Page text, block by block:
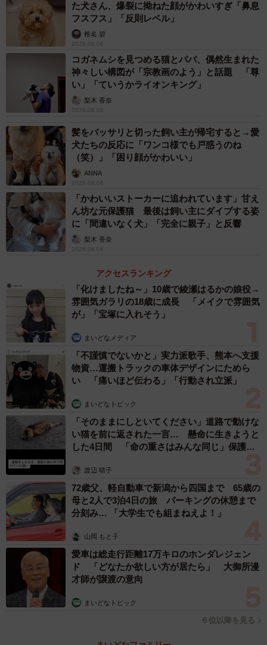
た犬さん、爆裂に拗ねた顔がかわいすぎ「鼻息
フスフス」「反則レベル」
椎名 碧
2026.08.06
コガネムシを見つめる猫とパパ、偶然生まれた
神々しい構図が「宗教画のよう」と話題 「尊
い」「ていうかライオンキング」
梨木 香奈
2026.08.06
髪をバッサリと切った飼い主が帰宅すると→愛
犬たちの反応に「ワンコ様でも戸惑うのね
（笑）」「困り顔がかわいい」
ANNA
2026.08.06
「かわいいストーカーに追われています」甘え
ん坊な元保護猫 最後は飼い主にダイブする姿
に「間違いなく犬」「完全に親子」と反響
梨木 香奈
2026.08.06
アクセスランキング
「化けましたね～」10歳で綾瀬はるかの娘役→
雰囲気ガラリの18歳に成長 「メイクで雰囲気
が」「宝塚に入れそう」
まいどなメディア
「不謹慎でないかと」実力派歌手、熊本へ支援
物資…運搬トラックの車体デザインにためら
い 「痛いほど伝わる」「行動され立派」
まいどなトピック
「そのままにしといてください」道路で動けな
い猫を前に返された一言… 懸命に生きようと
した4日間 「命の重さはみんな同じ」保護団
渡辺 晴子
72歳父、軽自動車で新潟から四国まで 65歳の
母と2人で3泊4日の旅 パーキングの休憩まで
分刻み… 「大学生でも組まねえよ！」
山岡 もと子
愛車は総走行距離17万キロのホンダレジェン
ド 「どなたか欲しい方が居たら」 大御所漫
才師が譲渡の意向
まいどなトピック
６位以降を見る